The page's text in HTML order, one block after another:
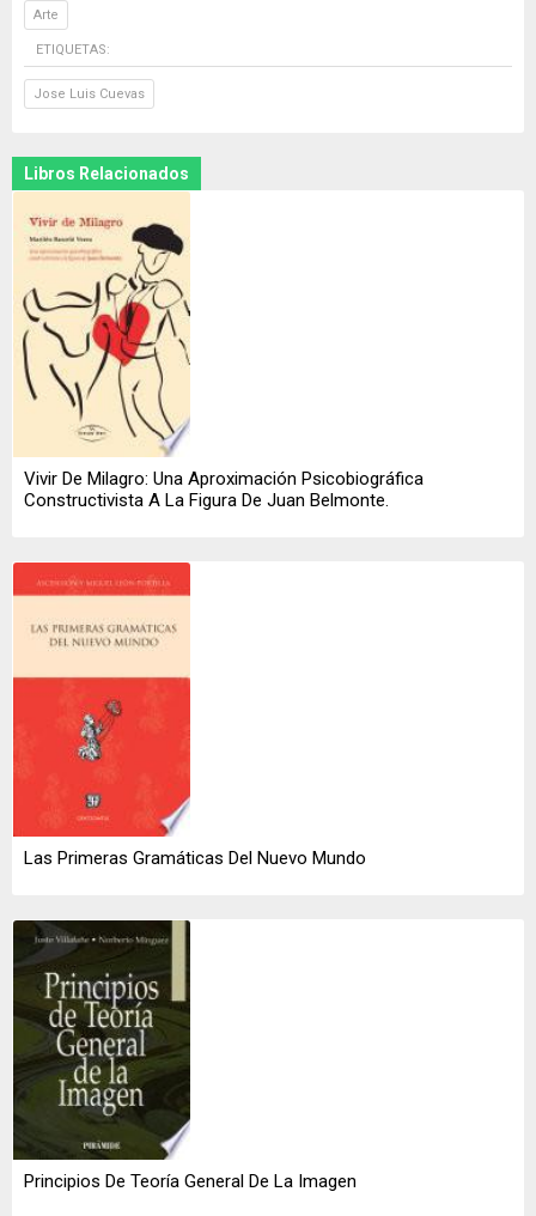
Arte
ETIQUETAS:
Jose Luis Cuevas
Libros Relacionados
Vivir De Milagro: Una Aproximación Psicobiográfica
Constructivista A La Figura De Juan Belmonte.
Las Primeras Gramáticas Del Nuevo Mundo
Principios De Teoría General De La Imagen